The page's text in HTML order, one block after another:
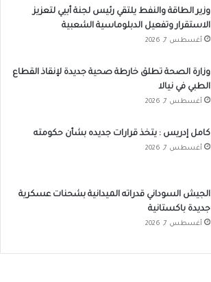
وزير الطاقة والنفط يلتقي رئيس لجنة أبيي لتعزيز
الاستقرار وتفعيل الدبلوماسية الشعبية
أغسطس 7, 2026
وزارة الصحة تطلق خارطة صحية جديدة لإنقاذ القطاع
الطبي في نيالا
أغسطس 7, 2026
كامل إدريس : يتخذ قرارات جديده بشأن حكومته
أغسطس 7, 2026
الجيش السوداني قدراته الميدانية بشحنات عسكرية
جديدة باكستانية
أغسطس 7, 2026